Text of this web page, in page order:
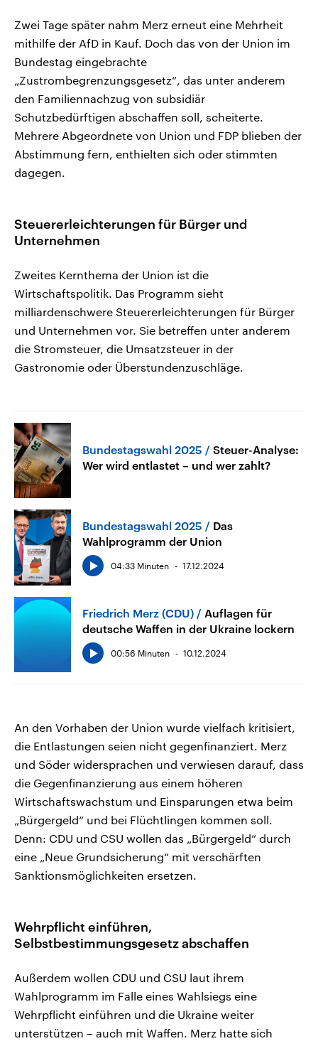
Zwei Tage später nahm Merz erneut eine Mehrheit
mithilfe der AfD in Kauf. Doch das von der Union im
Bundestag eingebrachte
„Zustrombegrenzungsgesetz“, das unter anderem
den Familiennachzug von subsidiär
Schutzbedürftigen abschaffen soll, scheiterte.
Mehrere Abgeordnete von Union und FDP blieben der
Abstimmung fern, enthielten sich oder stimmten
dagegen.
Steuererleichterungen für Bürger und
Unternehmen
Zweites Kernthema der Union ist die
Wirtschaftspolitik. Das Programm sieht
milliardenschwere Steuererleichterungen für Bürger
und Unternehmen vor. Sie betreffen unter anderem
die Stromsteuer, die Umsatzsteuer in der
Gastronomie oder Überstundenzuschläge.
Bundestagswahl 2025
Steuer-Analyse:
Wer wird entlastet – und wer zahlt?
Bundestagswahl 2025
Das
Wahlprogramm der Union
04:33 Minuten 17.12.2024
Friedrich Merz (CDU)
Auflagen für
deutsche Waffen in der Ukraine lockern
00:56 Minuten 10.12.2024
An den Vorhaben der Union wurde vielfach kritisiert,
die Entlastungen seien nicht gegenfinanziert. Merz
und Söder widersprachen und verwiesen darauf, dass
die Gegenfinanzierung aus einem höheren
Wirtschaftswachstum und Einsparungen etwa beim
„Bürgergeld“ und bei Flüchtlingen kommen soll.
Denn: CDU und CSU wollen das „Bürgergeld“ durch
eine „Neue Grundsicherung“ mit verschärften
Sanktionsmöglichkeiten ersetzen.
Wehrpflicht einführen,
Selbstbestimmungsgesetz abschaffen
Außerdem wollen CDU und CSU laut ihrem
Wahlprogramm im Falle eines Wahlsiegs eine
Wehrpflicht einführen und die Ukraine weiter
unterstützen – auch mit Waffen. Merz hatte sich